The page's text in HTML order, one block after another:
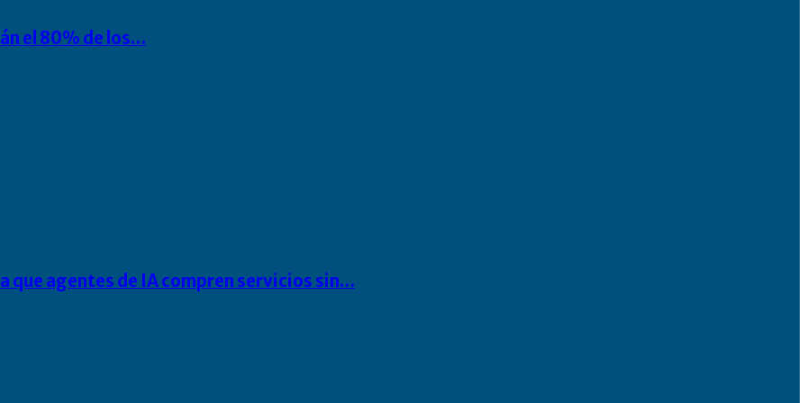
el 80% de los…
agentes de IA compren servicios sin…